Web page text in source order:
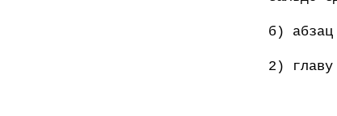
б) абзац
2) главу